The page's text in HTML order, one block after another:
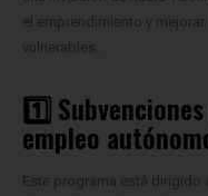
el emprendimiento y
vulnerables.
1️⃣
empleo
Este programa está